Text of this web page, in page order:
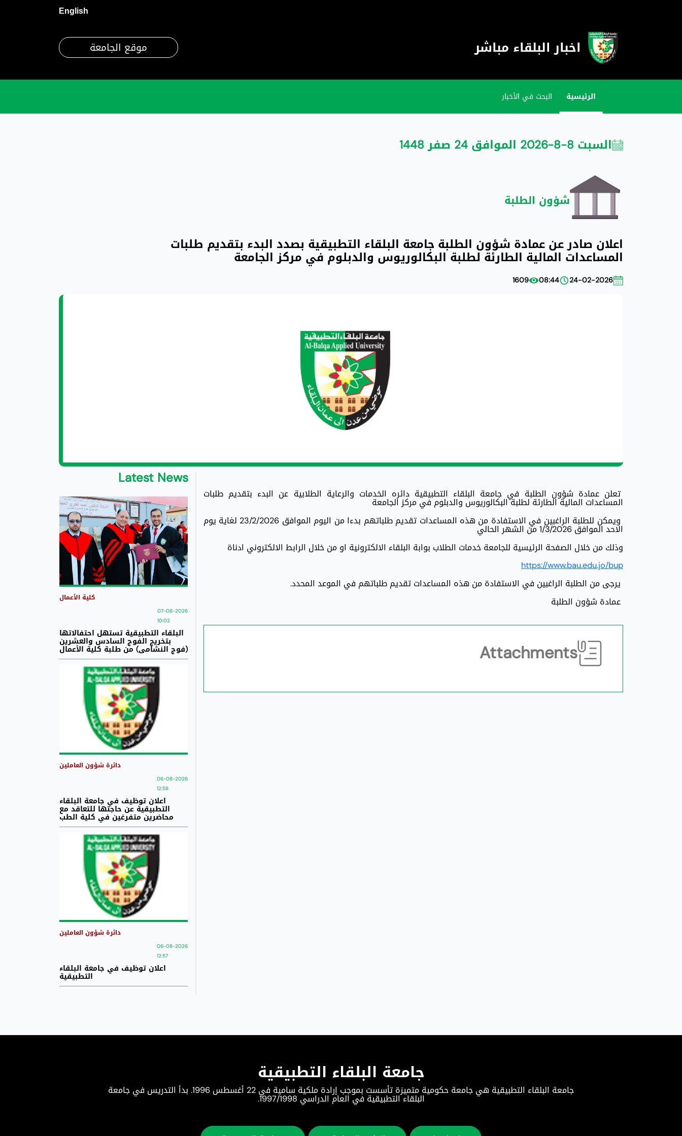
English
اخبار البلقاء مباشر موقع الجامعة
الرئيسية البحث في الأخبار
السبت 8-8-2026 الموافق 24 صفر 1448
شؤون الطلبة
اعلان صادر عن عمادة شؤون الطلبة جامعة البلقاء التطبيقية بصدد البدء بتقديم طلبات
المساعدات المالية الطارئة لطلبة البكالوريوس والدبلوم في مركز الجامعة
24-02-2026
08:44
1609
تعلن عمادة شؤون الطلبة في جامعة البلقاء التطبيقية دائره الخدمات والرعاية الطلابية عن البدء بتقديم طلبات
المساعدات المالية الطارئة لطلبة البكالوريوس والدبلوم في مركز الجامعة
ويمكن للطلبة الراغبين في الاستفادة من هذه المساعدات تقديم طلباتهم بدءا من اليوم الموافق 23/2/2026 لغاية يوم
الاحد الموافق 1/3/2026 من الشهر الحالي
وذلك من خلال الصفحة الرئيسية للجامعة خدمات الطلاب بوابة البلقاء الالكترونية او من خلال الرابط الالكتروني ادناة
https://www.bau.edu.jo/bup
يرجى من الطلبة الراغبين في الاستفادة من هذه المساعدات تقديم طلباتهم في الموعد المحدد.
عمادة شؤون الطلبة
Attachments
Latest News
كلية الأعمال
07-08-2026
10:02
البلقاء التطبيقية تستهل احتفالاتها
بتخريج الفوج السادس والعشرين
(فوج النشامى) من طلبة كلية الأعمال
دائرة شؤون العاملين
06-08-2026
12:58
اعلان توظيف في جامعة البلقاء
التطبيقية عن حاجتها للتعاقد مع
محاضرين متفرغين في كلية الطب
دائرة شؤون العاملين
06-08-2026
12:57
اعلان توظيف في جامعة البلقاء
التطبيقية
جامعة البلقاء التطبيقية
جامعة البلقاء التطبيقية هي جامعة حكومية متميزة تأسست بموجب إرادة ملكية سامية في 22 أغسطس 1996. بدأ التدريس في جامعة
البلقاء التطبيقية في العام الدراسي 1997/1998.